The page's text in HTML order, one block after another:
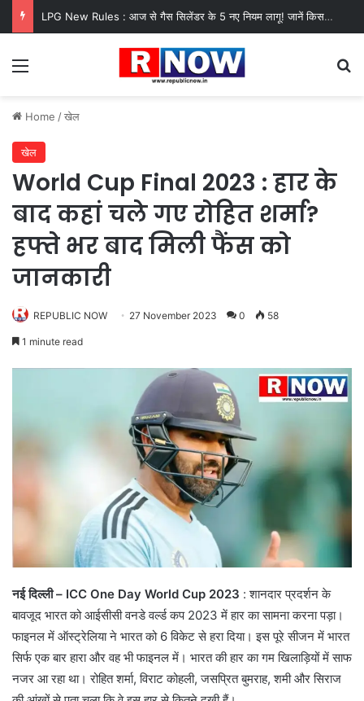
LPG New Rules : आज से गैस सिलेंडर के 5 नए नियम लागू! जानें किसका कटेगा कनेक्शन, कितने दिन बाद होगी बुकिंग?
Menu
Home /खेल
खेल
World Cup Final 2023 : हार के
बाद कहां चले गए रोहित शर्मा?
हफ्ते भर बाद मिली फैंस को
जानकारी
REPUBLIC NOW 27 November 2023 0 58
1 minute read
नई दिल्ली – ICC One Day World Cup 2023 : शानदार प्रदर्शन के
बावजूद भारत को आईसीसी वनडे वर्ल्ड कप 2023 में हार का सामना करना पड़ा।
फाइनल में ऑस्ट्रेलिया ने भारत को 6 विकेट से हरा दिया। इस पूरे सीजन में भारत
सिर्फ एक बार हारा और वह भी फाइनल में। भारत की हार का गम खिलाड़ियों में साफ
नजर आ रहा था। रोहित शर्मा, विराट कोहली, जसप्रित बुमराह, शमी और सिराज